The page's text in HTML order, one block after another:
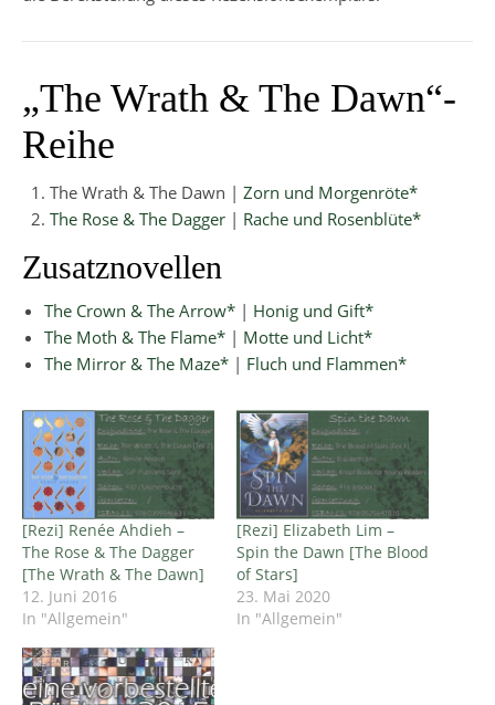
„The Wrath & The Dawn“-
Reihe
The Wrath & The Dawn | Zorn und Morgenröte*
The Rose & The Dagger | Rache und Rosenblüte*
Zusatznovellen
The Crown & The Arrow* | Honig und Gift*
The Moth & The Flame* | Motte und Licht*
The Mirror & The Maze* | Fluch und Flammen*
[Rezi] Renée Ahdieh –
The Rose & The Dagger
[The Wrath & The Dawn]
12. Juni 2016
In "Allgemein"
[Rezi] Elizabeth Lim –
Spin the Dawn [The Blood
of Stars]
23. Mai 2020
In "Allgemein"